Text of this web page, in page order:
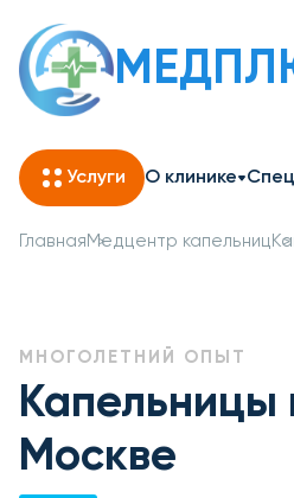
Услуги О клинике
Главная Медцентр капельниц
МНОГОЛЕТНИЙ ОПЫТ
Капельницы
Москве